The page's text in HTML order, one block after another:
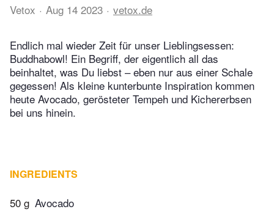
Vetox Aug 14 2023 vetox.de
Endlich mal wieder Zeit für unser Lieblingsessen:
Buddhabowl! Ein Begriff, der eigentlich all das
beinhaltet, was Du liebst – eben nur aus einer Schale
gegessen! Als kleine kunterbunte Inspiration kommen
heute Avocado, gerösteter Tempeh und Kichererbsen
bei uns hinein.
INGREDIENTS
50 g Avocado